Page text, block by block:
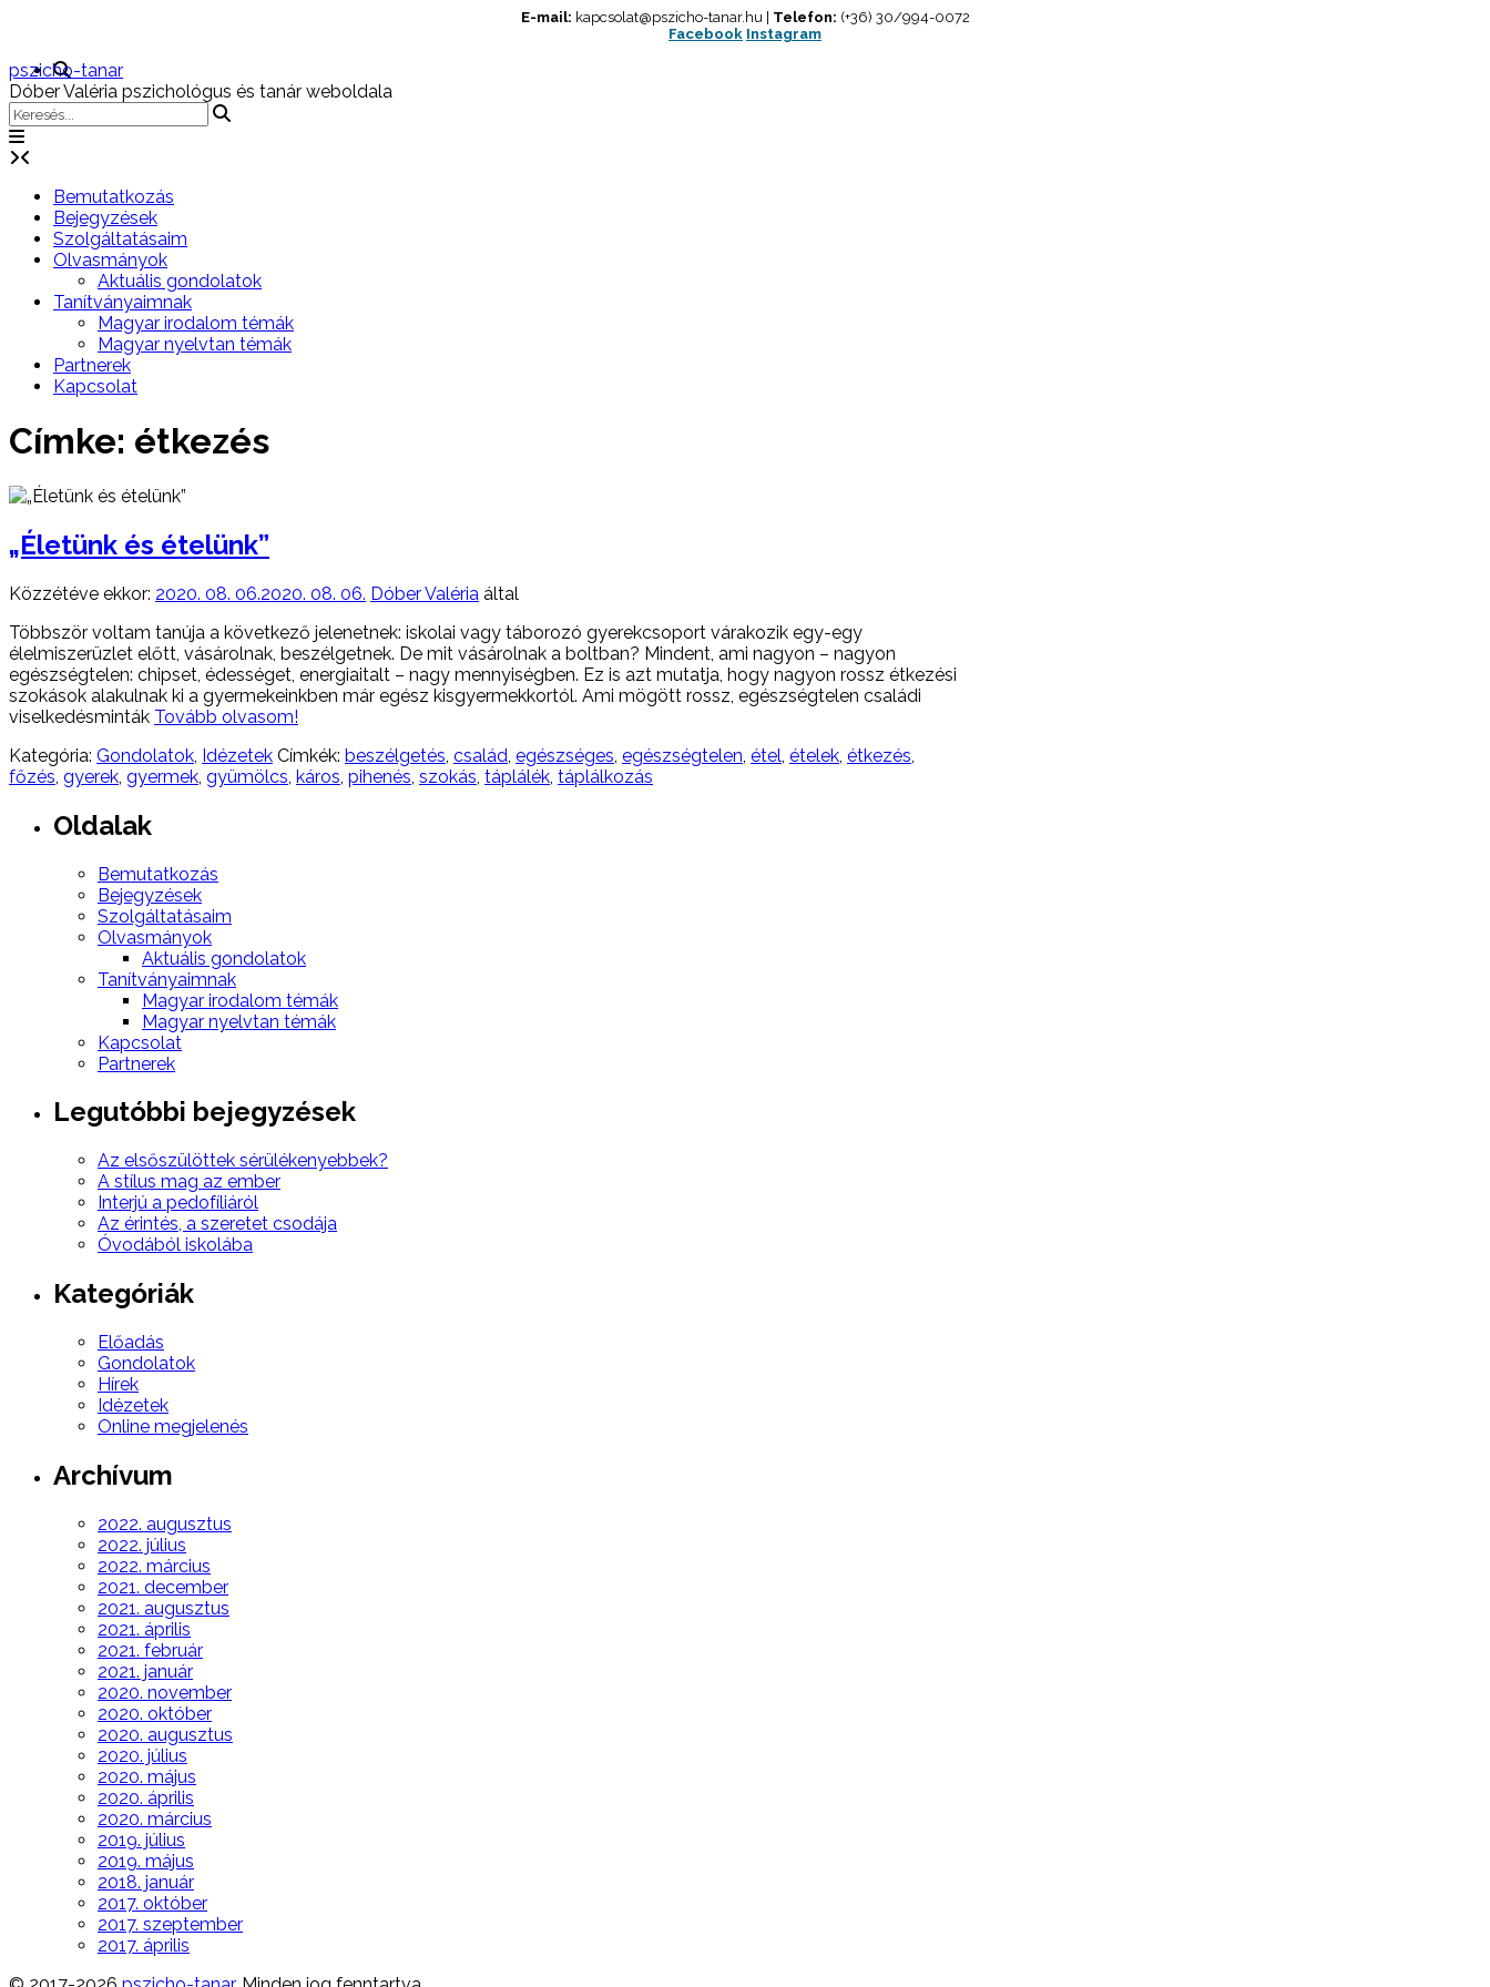
content
E-mail: kapcsolat@pszicho-tanar.hu | Telefon: (+36) 30/994-0072
Facebook Instagram
pszicho-tanar
Dóber Valéria pszichológus és tanár weboldala
Bemutatkozás
Bejegyzések
Szolgáltatásaim
Olvasmányok
Aktuális gondolatok
Tanítványaimnak
Magyar irodalom témák
Magyar nyelvtan témák
Partnerek
Kapcsolat
Címke: étkezés
„Életünk és ételünk”
Közzétéve ekkor: 2020. 08. 06.2020. 08. 06. Dóber Valéria által
Többször voltam tanúja a következő jelenetnek: iskolai vagy táborozó gyerekcsoport várakozik egy-egy
élelmiszerüzlet előtt, vásárolnak, beszélgetnek. De mit vásárolnak a boltban? Mindent, ami nagyon – nagyon
egészségtelen: chipset, édességet, energiaitalt – nagy mennyiségben. Ez is azt mutatja, hogy nagyon rossz étkezési
szokások alakulnak ki a gyermekeinkben már egész kisgyermekkortól. Ami mögött rossz, egészségtelen családi
viselkedésminták Tovább olvasom!
Kategória: Gondolatok Idézetek Címkék: beszélgetés család egészséges egészségtelen étel ételek étkezés
főzés gyerek gyermek gyümölcs káros pihenés szokás táplálék táplálkozás
Oldalak
Bemutatkozás
Bejegyzések
Szolgáltatásaim
Olvasmányok
Aktuális gondolatok
Tanítványaimnak
Magyar irodalom témák
Magyar nyelvtan témák
Kapcsolat
Partnerek
Legutóbbi bejegyzések
Az elsőszülöttek sérülékenyebbek?
A stílus mag az ember
Interjú a pedofíliáról
Az érintés, a szeretet csodája
Óvodából iskolába
Kategóriák
Előadás
Gondolatok
Hírek
Idézetek
Online megjelenés
Archívum
2022. augusztus
2022. július
2022. március
2021. december
2021. augusztus
2021. április
2021. február
2021. január
2020. november
2020. október
2020. augusztus
2020. július
2020. május
2020. április
2020. március
2019. július
2019. május
2018. január
2017. október
2017. szeptember
2017. április